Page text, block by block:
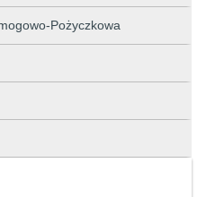
Pożyczkowa